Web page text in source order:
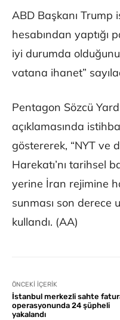
ABD Başkanı Trump
hesabından yaptığı
iyi durumda
vatana ihanet”
Pentagon Sözcü
açıklamasında
göstererek, “NYT ve
Harekatı’nı tarihsel
yerine İran rejimine
sunması son derece
kullandı. (AA)
ÖNCEKI İÇERIK
İstanbul merkezli sahte
operasyonunda 24 şüpheli
yakalandı